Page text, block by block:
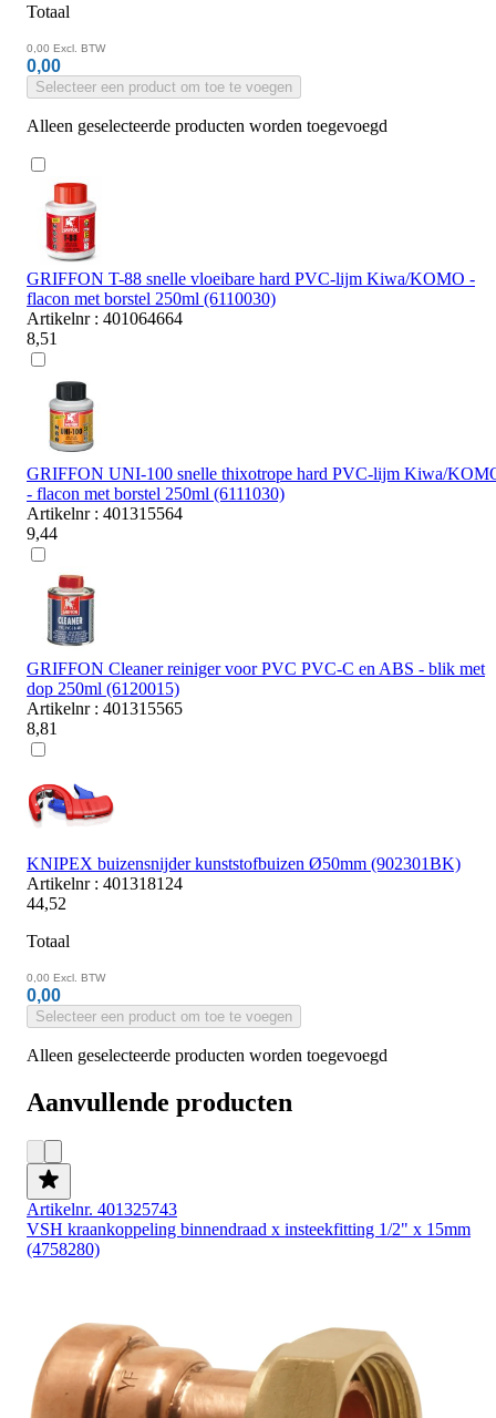
Totaal
0,00 Excl. BTW
0,00
Selecteer een product om toe te voegen
Alleen geselecteerde producten worden toegevoegd
GRIFFON T-88 snelle vloeibare hard PVC-lijm Kiwa/KOMO -
flacon met borstel 250ml (6110030)
Artikelnr : 401064664
8,51
GRIFFON UNI-100 snelle thixotrope hard PVC-lijm Kiwa/
- flacon met borstel 250ml (6111030)
Artikelnr : 401315564
9,44
GRIFFON Cleaner reiniger voor PVC PVC-C en ABS - blik met
dop 250ml (6120015)
Artikelnr : 401315565
8,81
KNIPEX buizensnijder kunststofbuizen Ø50mm (902301BK)
Artikelnr : 401318124
44,52
Totaal
0,00 Excl. BTW
0,00
Selecteer een product om toe te voegen
Alleen geselecteerde producten worden toegevoegd
Aanvullende producten
Artikelnr. 401325743
VSH kraankoppeling binnendraad x insteekfitting 1/2" x 15mm
(4758280)